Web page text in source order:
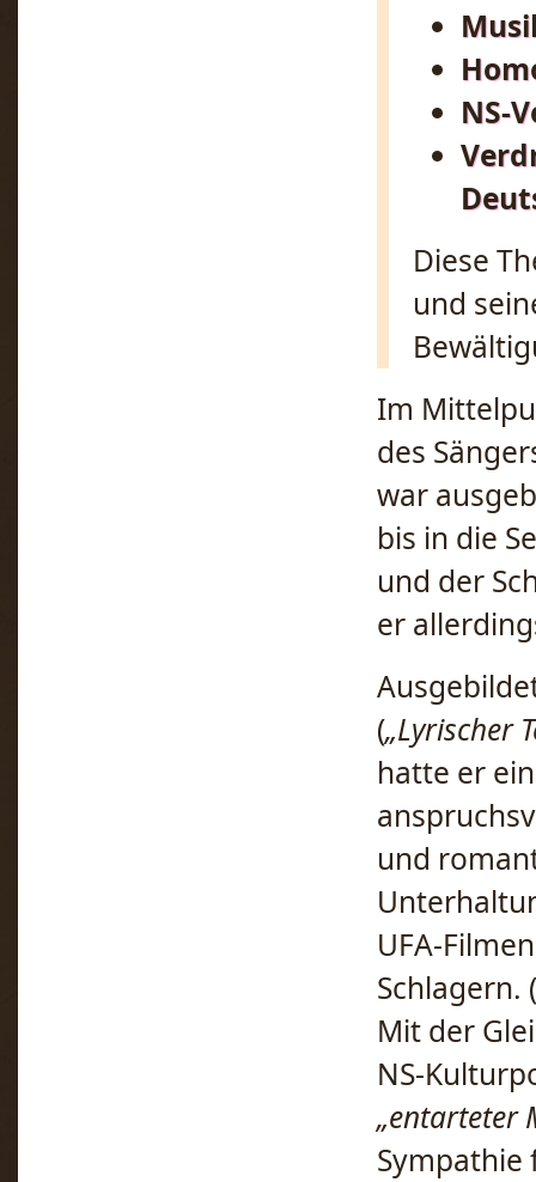
NS-
Diese
und
Im
des
war
bis in die
und der
er
(„Lyrischer
hatte er
und
UFA-
Schlagern. (
Mit der
NS-
„entarteter
Sympathie